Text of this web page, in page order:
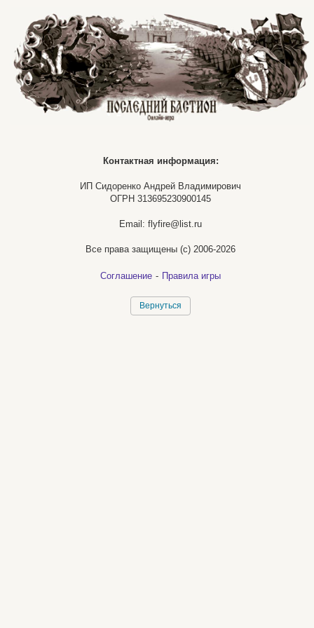
Контактная информация:
ИП Сидоренко Андрей Владимирович
ОГРН 313695230900145
Email: flyfire@list.ru
Все права защищены (с) 2006-2026
Соглашение - Правила игры
Вернуться